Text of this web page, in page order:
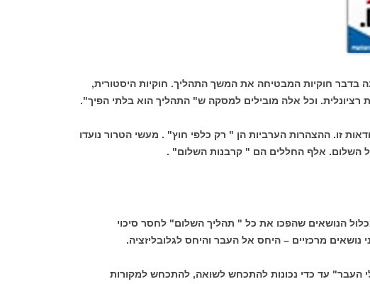
בדבר חוקיות המבטיחה את המשך התהליך. חוקיות היסטורית,
רציונלית. וכל אלה מובילים למסקה ש" התהליך הוא בלתי הפיך".
זו. ההצהרות הערביות הן " רק כלפי חוץ" . מעשי הטרור נועדו
השלום. אלף החללים הם " קרבנות השלום" .
הנושאים שהפכו את כל " תהליך השלום" לחסר סיכוי
מרכזיים – היחס אל העבר והיחס לגלובליזציה.
העבר" עד כדי נכונות להתכחש לשואה, להתכחש למקורות